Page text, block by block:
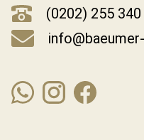
(0202) 255 340